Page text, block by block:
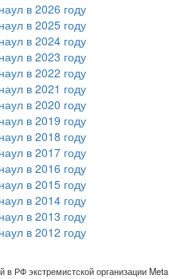
в 2026 году
в 2025 году
в 2024 году
в 2023 году
в 2022 году
в 2021 году
в 2020 году
в 2019 году
в 2018 году
в 2017 году
в 2016 году
в 2015 году
в 2014 году
в 2013 году
в 2012 году
РФ экстремистской организации Meta